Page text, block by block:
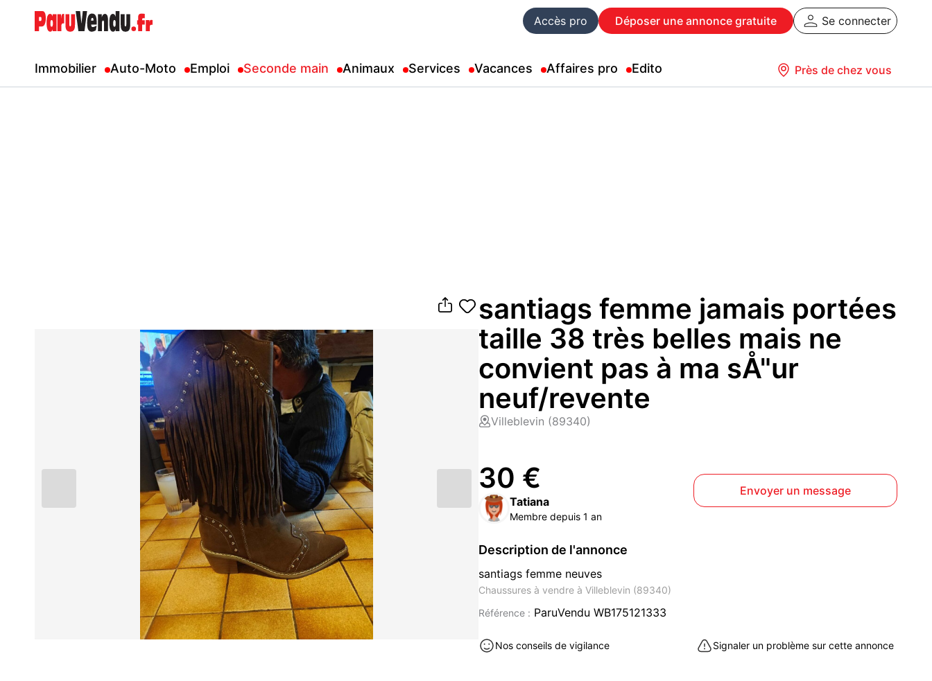
Accès pro Déposer une annonce gratuite Se connecter
Immobilier Auto-Moto Emploi Seconde main Animaux Services Vacances Affaires pro Edito Près de chez vous
santiags femme jamais portées
taille 38 très belles mais ne
convient pas à ma sÅ"ur
neuf/revente
Villeblevin (89340)
30 €
Tatiana
Membre depuis 1 an
Envoyer un message
Description de l'annonce
santiags femme neuves
Chaussures à vendre à Villeblevin (89340)
Référence : ParuVendu WB175121333
Nos conseils de vigilance Signaler un problème sur cette annonce